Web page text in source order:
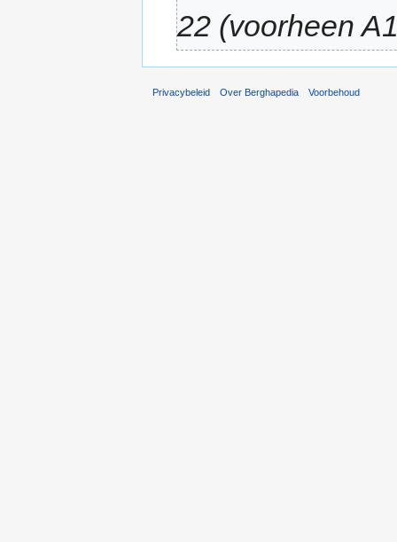
22 (voorheen
Privacybeleid Over Berghapedia Voorbehoud